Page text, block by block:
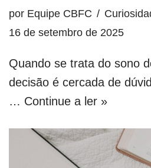
por Equipe CBFC
16 de setembro de 2025
Quando se trata do sono
decisão é cercada de
… Continue a ler »